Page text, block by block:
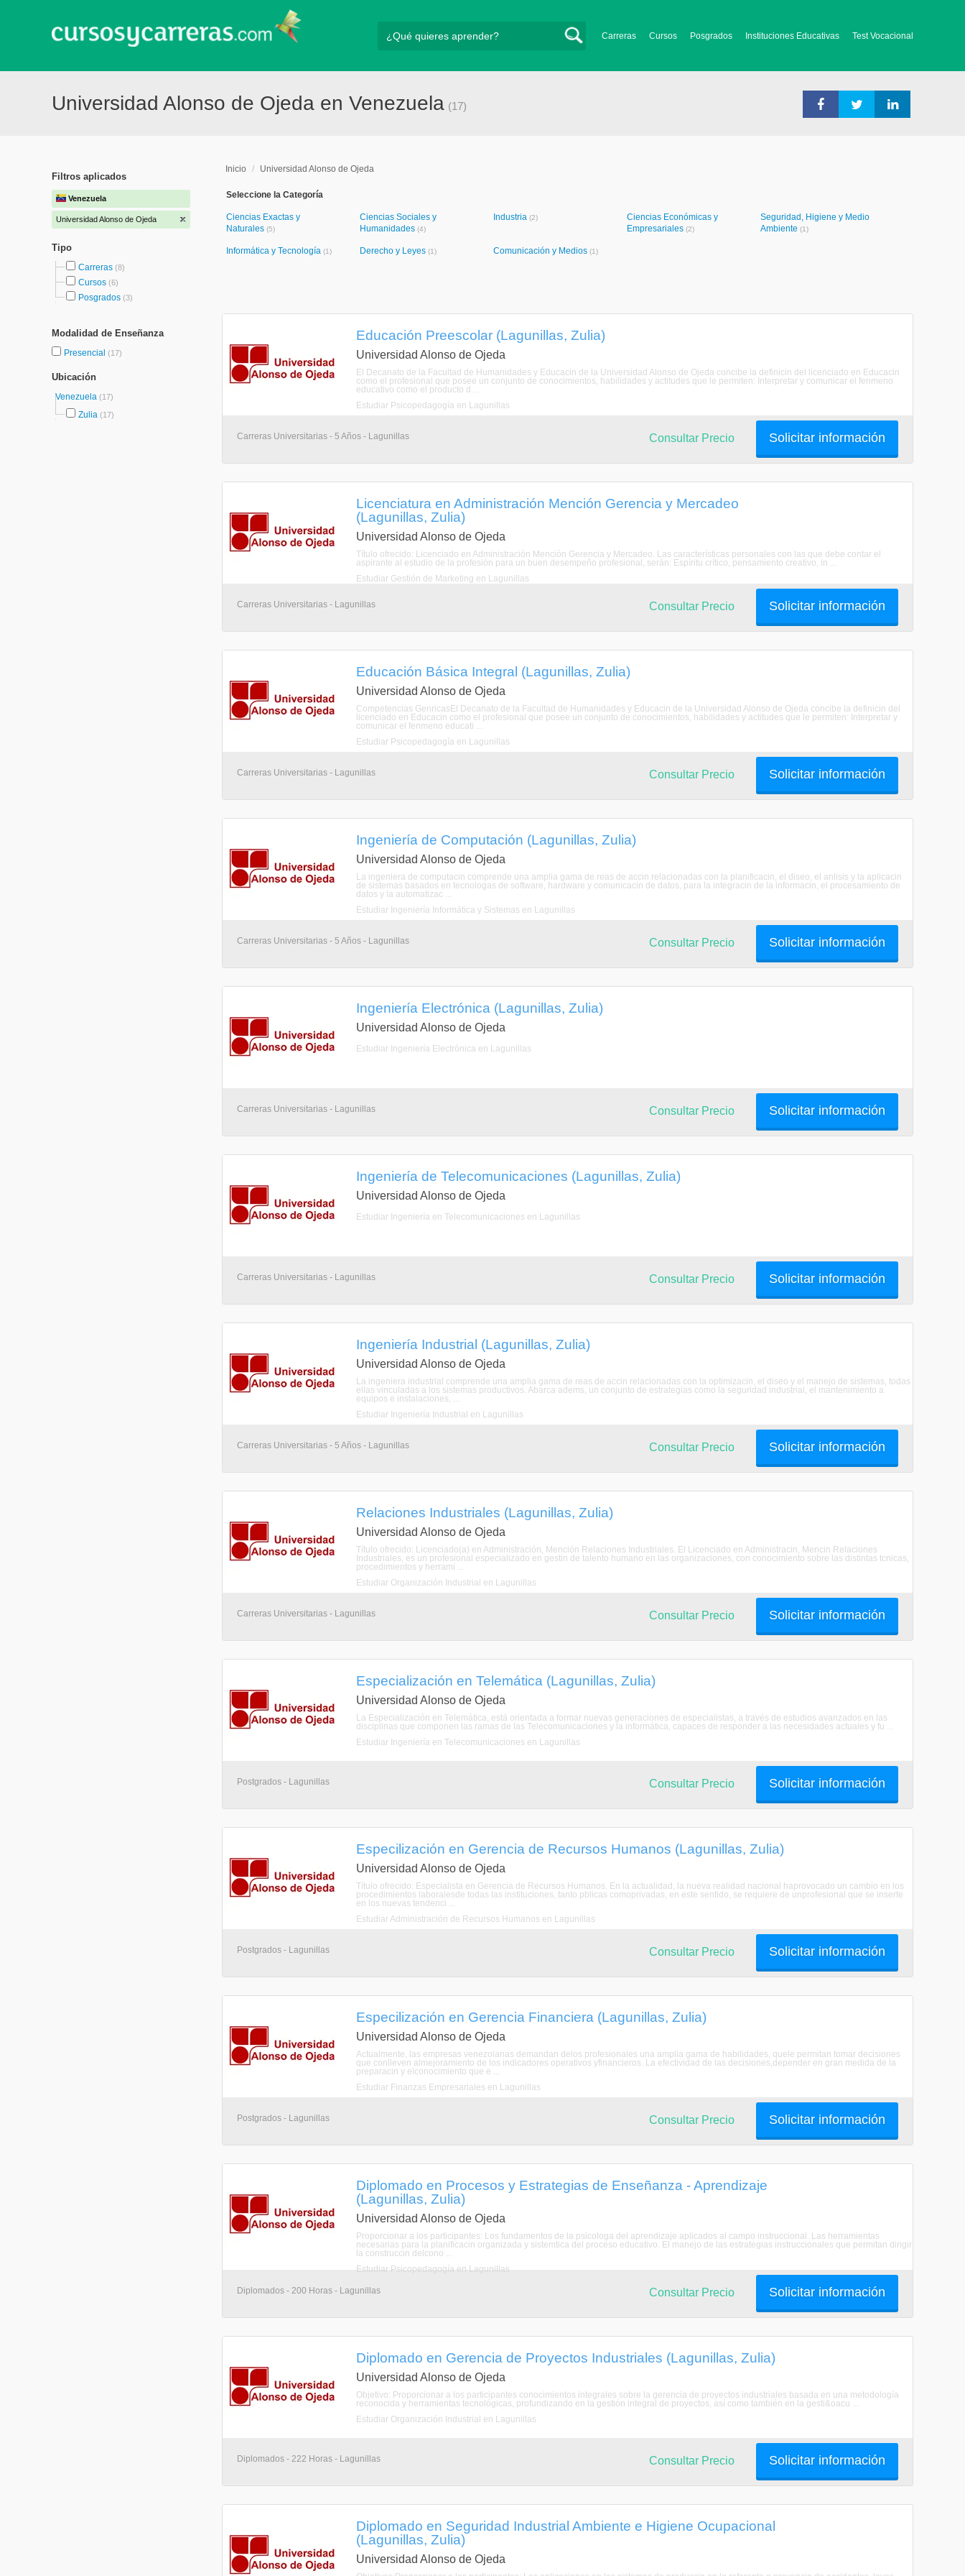
Carreras Cursos Posgrados Instituciones Educativas Test Vocacional
Universidad Alonso de Ojeda en Venezuela (17)
Filtros aplicados
Venezuela
Universidad Alonso de Ojeda
Tipo
Carreras (8)
Cursos (6)
Posgrados (3)
Modalidad de Enseñanza
Presencial (17)
Ubicación
Venezuela (17)
Zulia (17)
Inicio / Universidad Alonso de Ojeda
Seleccione la Categoría
Ciencias Exactas y
Naturales (5)
Ciencias Sociales y
Humanidades (4)
Industria (2)
Ciencias Económicas y
Empresariales (2)
Seguridad, Higiene y Medio
Ambiente (1)
Informática y Tecnología (1) Derecho y Leyes (1) Comunicación y Medios (1)
Educación Preescolar (Lagunillas, Zulia)
Universidad Alonso de Ojeda
El Decanato de la Facultad de Humanidades y Educacin de la Universidad Alonso de Ojeda concibe la definicin del licenciado en Educacin
como el profesional que posee un conjunto de conocimientos, habilidades y actitudes que le permiten: Interpretar y comunicar el fenmeno
educativo como el producto d ...
Estudiar Psicopedagogía en Lagunillas
Carreras Universitarias - 5 Años - Lagunillas Solicitar información
Consultar Precio
Licenciatura en Administración Mención Gerencia y Mercadeo
(Lagunillas, Zulia)
Universidad Alonso de Ojeda
Título ofrecido: Licenciado en Administración Mención Gerencia y Mercadeo. Las características personales con las que debe contar el
aspirante al estudio de la profesión para un buen desempeño profesional, serán: Espíritu crítico, pensamiento creativo, in ...
Estudiar Gestión de Marketing en Lagunillas
Carreras Universitarias - Lagunillas Solicitar información
Consultar Precio
Educación Básica Integral (Lagunillas, Zulia)
Universidad Alonso de Ojeda
Competencias GenricasEl Decanato de la Facultad de Humanidades y Educacin de la Universidad Alonso de Ojeda concibe la definicin del
licenciado en Educacin como el profesional que posee un conjunto de conocimientos, habilidades y actitudes que le permiten: Interpretar y
comunicar el fenmeno educati ...
Estudiar Psicopedagogía en Lagunillas
Carreras Universitarias - Lagunillas Solicitar información
Consultar Precio
Ingeniería de Computación (Lagunillas, Zulia)
Universidad Alonso de Ojeda
La ingeniera de computacin comprende una amplia gama de reas de accin relacionadas con la planificacin, el diseo, el anlisis y la aplicacin
de sistemas basados en tecnologas de software, hardware y comunicacin de datos, para la integracin de la informacin, el procesamiento de
datos y la automatizac ...
Estudiar Ingeniería Informática y Sistemas en Lagunillas
Carreras Universitarias - 5 Años - Lagunillas Solicitar información
Consultar Precio
Ingeniería Electrónica (Lagunillas, Zulia)
Universidad Alonso de Ojeda
Estudiar Ingeniería Electrónica en Lagunillas
Carreras Universitarias - Lagunillas Solicitar información
Consultar Precio
Ingeniería de Telecomunicaciones (Lagunillas, Zulia)
Universidad Alonso de Ojeda
Estudiar Ingeniería en Telecomunicaciones en Lagunillas
Carreras Universitarias - Lagunillas Solicitar información
Consultar Precio
Ingeniería Industrial (Lagunillas, Zulia)
Universidad Alonso de Ojeda
La ingeniera industrial comprende una amplia gama de reas de accin relacionadas con la optimizacin, el diseo y el manejo de sistemas, todas
ellas vinculadas a los sistemas productivos. Abarca adems, un conjunto de estrategias como la seguridad industrial, el mantenimiento a
equipos e instalaciones, ...
Estudiar Ingeniería Industrial en Lagunillas
Carreras Universitarias - 5 Años - Lagunillas Solicitar información
Consultar Precio
Relaciones Industriales (Lagunillas, Zulia)
Universidad Alonso de Ojeda
Título ofrecido: Licenciado(a) en Administración, Mención Relaciones Industriales. El Licenciado en Administracin, Mencin Relaciones
Industriales, es un profesional especializado en gestin de talento humano en las organizaciones, con conocimiento sobre las distintas tcnicas,
procedimientos y herrami ...
Estudiar Organización Industrial en Lagunillas
Carreras Universitarias - Lagunillas Solicitar información
Consultar Precio
Especialización en Telemática (Lagunillas, Zulia)
Universidad Alonso de Ojeda
La Especialización en Telemática, está orientada a formar nuevas generaciones de especialistas, a través de estudios avanzados en las
disciplinas que componen las ramas de las Telecomunicaciones y la informática, capaces de responder a las necesidades actuales y fu ...
Estudiar Ingeniería en Telecomunicaciones en Lagunillas
Postgrados - Lagunillas Solicitar información
Consultar Precio
Especilización en Gerencia de Recursos Humanos (Lagunillas, Zulia)
Universidad Alonso de Ojeda
Título ofrecido: Especialista en Gerencia de Recursos Humanos. En la actualidad, la nueva realidad nacional haprovocado un cambio en los
procedimientos laboralesde todas las instituciones, tanto pblicas comoprivadas, en este sentido, se requiere de unprofesional que se inserte
en los nuevas tendenci ...
Estudiar Administración de Recursos Humanos en Lagunillas
Postgrados - Lagunillas Solicitar información
Consultar Precio
Especilización en Gerencia Financiera (Lagunillas, Zulia)
Universidad Alonso de Ojeda
Actualmente, las empresas venezolanas demandan delos profesionales una amplia gama de habilidades, quele permitan tomar decisiones
que conlleven almejoramiento de los indicadores operativos yfinancieros. La efectividad de las decisiones,depender en gran medida de la
preparacin y elconocimiento que e ...
Estudiar Finanzas Empresariales en Lagunillas
Postgrados - Lagunillas Solicitar información
Consultar Precio
Diplomado en Procesos y Estrategias de Enseñanza - Aprendizaje
(Lagunillas, Zulia)
Universidad Alonso de Ojeda
Proporcionar a los participantes: Los fundamentos de la psicologa del aprendizaje aplicados al campo instruccional. Las herramientas
necesarias para la planificacin organizada y sistemtica del proceso educativo. El manejo de las estrategias instruccionales que permitan dirigir
la construccin delcono ...
Estudiar Psicopedagogía en Lagunillas
Diplomados - 200 Horas - Lagunillas Solicitar información
Consultar Precio
Diplomado en Gerencia de Proyectos Industriales (Lagunillas, Zulia)
Universidad Alonso de Ojeda
Objetivo: Proporcionar a los participantes conocimientos integrales sobre la gerencia de proyectos industriales basada en una metodología
reconocida y herramientas tecnológicas, profundizando en la gestión integral de proyectos, así como también en la gesti&oacu ...
Estudiar Organización Industrial en Lagunillas
Diplomados - 222 Horas - Lagunillas Solicitar información
Consultar Precio
Diplomado en Seguridad Industrial Ambiente e Higiene Ocupacional
(Lagunillas, Zulia)
Universidad Alonso de Ojeda